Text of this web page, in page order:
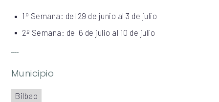
1º Semana: del 29 de junio al 3 de julio
2º Semana: del 6 de julio al 10 de julio
Municipio
Bilbao